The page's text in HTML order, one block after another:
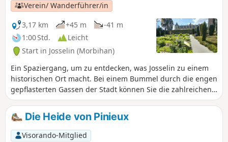
Verein/ Wanderführer/in
3,17 km
+45 m
-41 m
1:00 Std.
Leicht
Start in Josselin (Morbihan)
Ein Spaziergang, um zu entdecken, was Josselin zu einem
historischen Ort macht. Bei einem Bummel durch die engen
gepflasterten Gassen der Stadt können Sie die zahlreichen
Fachwerkhäuser bewundern, von denen das älteste aus
dem Jahr 1538 stammt, sowie die Kirchen und das Schloss
(kostenpflichtig). Eine sehr angenehme Wanderung.
Die Heide von Pinieux
Visorando-Mitglied